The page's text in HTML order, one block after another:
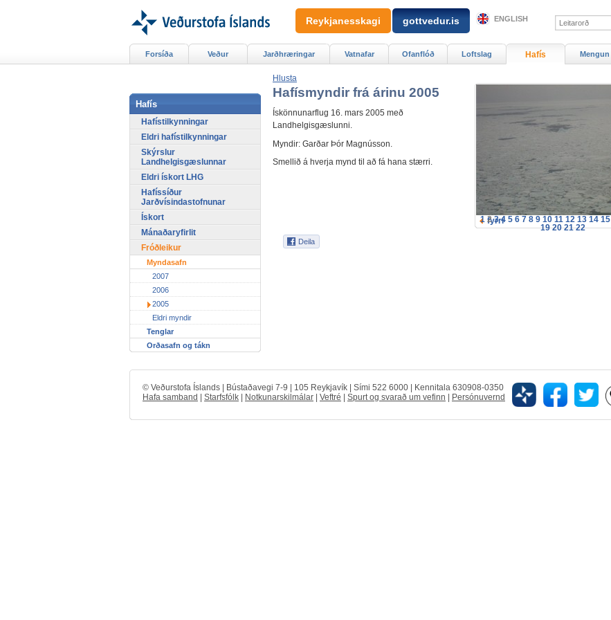
Hlusta
1 2 3 4 5 6 7 8 9 10 11 12 13 14 15
19 20 21 22
fyrri
Hafísmyndir frá árinu 2005
Ískönnunarflug 16. mars 2005 með
Landhelgisgæslunni.
Myndir: Garðar Þór Magnússon.
Smellið á hverja mynd til að fá hana stærri.
Forsíða Veður Jarðhræringar Vatnafar Ofanflóð Loftslag Hafís Mengun
Hafís
Hafístilkynningar
Eldri hafístilkynningar
Skýrslur
Landhelgisgæslunnar
Eldri ískort LHG
Hafíssíður
Jarðvísindastofnunar
Ískort
Mánaðaryfirlit
Fróðleikur
Myndasafn
2007
2006
2005
Eldri myndir
Tenglar
Orðasafn og tákn
Reykjanesskagi gottvedur.is ENGLISH
© Veðurstofa Íslands | Bústaðavegi 7-9 | 105 Reykjavík | Sími 522 6000 | Kennitala 630908-0350
Hafa samband | Starfsfólk | Notkunarskilmálar | Veftré | Spurt og svarað um vefinn | Persónuvernd